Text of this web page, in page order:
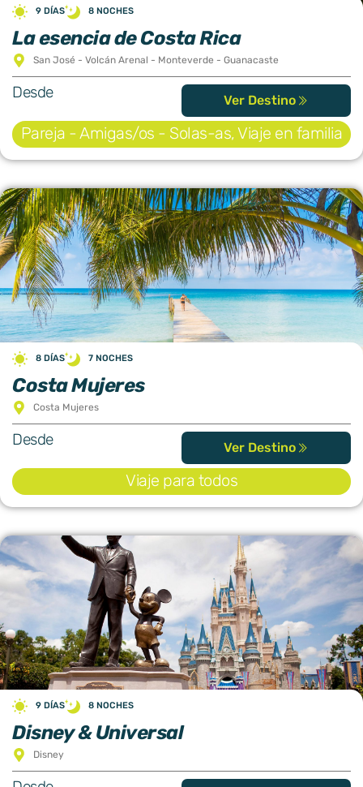
9 DÍAS 8 NOCHES
La esencia de Costa Rica
San José - Volcán Arenal - Monteverde - Guanacaste
Desde Ver Destino
Pareja - Amigas/os - Solas-as,Viaje en familia
8 DÍAS 7 NOCHES
Costa Mujeres
Costa Mujeres
Desde Ver Destino
Viaje para todos
9 DÍAS 8 NOCHES
Disney & Universal
Disney